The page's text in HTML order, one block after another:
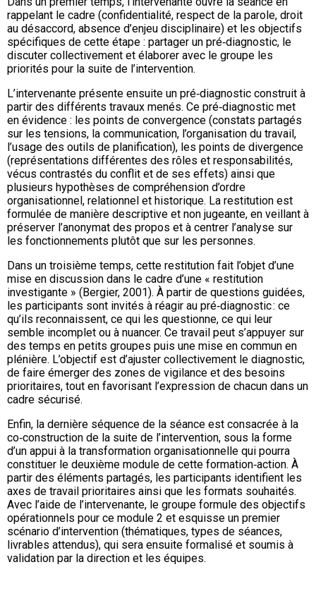
rappelant le cadre (confidentialité, respect de la parole, droit
au désaccord, absence d’enjeu disciplinaire) et les objectifs
spécifiques de cette étape : partager un pré‑diagnostic, le
discuter collectivement et élaborer avec le groupe les
priorités pour la suite de l’intervention.
L’intervenante présente ensuite un pré‑diagnostic construit à
partir des différents travaux menés. Ce pré‑diagnostic met
en évidence : les points de convergence (constats partagés
sur les tensions, la communication, l’organisation du travail,
l’usage des outils de planification), les points de divergence
(représentations différentes des rôles et responsabilités,
vécus contrastés du conflit et de ses effets) ainsi que
plusieurs hypothèses de compréhension d’ordre
organisationnel, relationnel et historique. La restitution est
formulée de manière descriptive et non jugeante, en veillant à
préserver l’anonymat des propos et à centrer l’analyse sur
les fonctionnements plutôt que sur les personnes.
Dans un troisième temps, cette restitution fait l’objet d’une
mise en discussion dans le cadre d’une « restitution
investigante » (Bergier, 2001). À partir de questions guidées,
les participants sont invités à réagir au pré‑diagnostic : ce
qu’ils reconnaissent, ce qui les questionne, ce qui leur
semble incomplet ou à nuancer. Ce travail peut s’appuyer sur
des temps en petits groupes puis une mise en commun en
plénière. L’objectif est d’ajuster collectivement le diagnostic,
de faire émerger des zones de vigilance et des besoins
prioritaires, tout en favorisant l’expression de chacun dans un
cadre sécurisé.
Enfin, la dernière séquence de la séance est consacrée à la
co‑construction de la suite de l’intervention, sous la forme
d’un appui à la transformation organisationnelle qui pourra
constituer le deuxième module de cette formation‑action. À
partir des éléments partagés, les participants identifient les
axes de travail prioritaires ainsi que les formats souhaités.
Avec l’aide de l’intervenante, le groupe formule des objectifs
opérationnels pour ce module 2 et esquisse un premier
scénario d’intervention (thématiques, types de séances,
livrables attendus), qui sera ensuite formalisé et soumis à
validation par la direction et les équipes.